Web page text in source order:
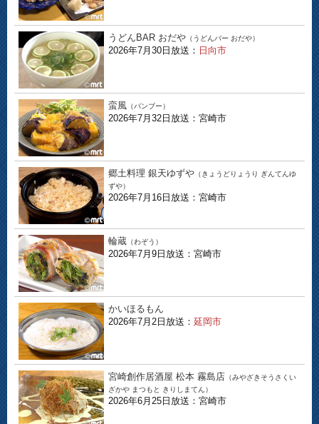
うどんBAR おだや （うどんバー おだや）
2026年7月30日放送： 日向市
蛮風 （バンブー）
2026年7月32日放送：宮崎市
郷土料理 銀天ゆずや （きょうどりょうり ぎんてんゆ
ずや）
2026年7月16日放送：宮崎市
輪蔵 （わぞう）
2026年7月9日放送：宮崎市
かいほるもん
2026年7月2日放送： 延岡市
宮崎創作居酒屋 松本 霧島店 （みやざきそうさくい
ざかや まつもと きりしまてん）
2026年6月25日放送：宮崎市